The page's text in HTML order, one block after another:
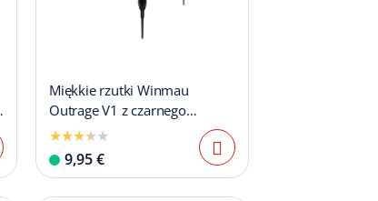
Miękkie rzutki Winmau
Outrage V1 z czarnego
mosiądzu - 18g
9,95 €